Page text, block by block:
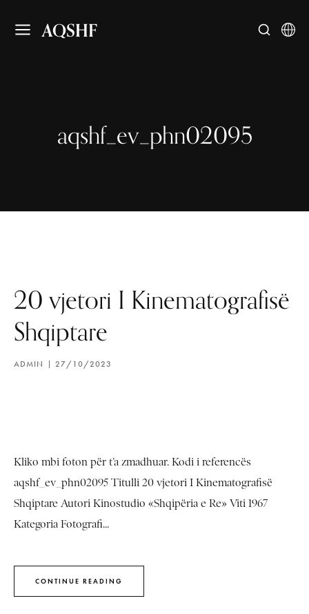
AQSHF
aqshf_ev_phn02095
20 vjetori I Kinematografisë
Shqiptare
ADMIN 27/10/2023
Kliko mbi foton për t’a zmadhuar. Kodi i referencës
aqshf_ev_phn02095 Titulli 20 vjetori I Kinematografisë
Shqiptare Autori Kinostudio «Shqipëria e Re» Viti 1967
Kategoria Fotografi...
CONTINUE READING